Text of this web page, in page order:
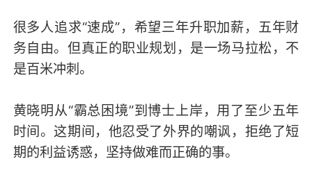
很多人追求“速成”，希望三年升职加薪，五年财
务自由。但真正的职业规划，是一场马拉松，不
是百米冲刺。
黄晓明从“霸总困境”到博士上岸，用了至少五年
时间。这期间，他忍受了外界的嘲讽，拒绝了短
期的利益诱惑，坚持做难而正确的事。